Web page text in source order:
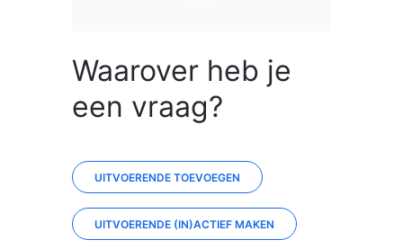
Waarover heb je
een vraag?
UITVOERENDE TOEVOEGEN
UITVOERENDE (IN)ACTIEF MAKEN